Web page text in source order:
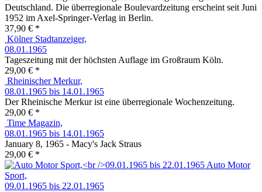
Deutschland. Die überregionale Boulevardzeitung erscheint seit Juni
1952 im Axel-Springer-Verlag in Berlin.
37,90 € *
Kölner Stadtanzeiger,
08.01.1965
Tageszeitung mit der höchsten Auflage im Großraum Köln.
29,00 € *
Rheinischer Merkur,
08.01.1965 bis 14.01.1965
Der Rheinische Merkur ist eine überregionale Wochenzeitung.
29,00 € *
Time Magazin,
08.01.1965 bis 14.01.1965
January 8, 1965 - Macy's Jack Straus
29,00 € *
Auto Motor
Sport,
09.01.1965 bis 22.01.1965